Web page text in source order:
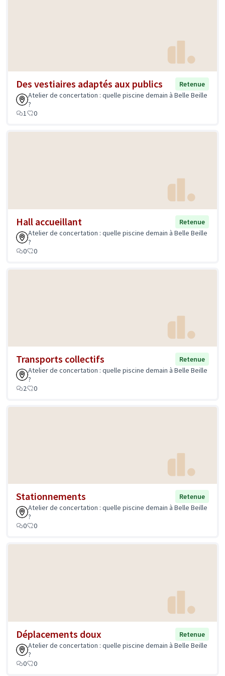
Des vestiaires adaptés aux publics
Retenue
Atelier de concertation : quelle piscine demain à Belle Beille
?
1
0
Hall accueillant
Retenue
Atelier de concertation : quelle piscine demain à Belle Beille
?
0
0
Transports collectifs
Retenue
Atelier de concertation : quelle piscine demain à Belle Beille
?
2
0
Stationnements
Retenue
Atelier de concertation : quelle piscine demain à Belle Beille
?
0
0
Déplacements doux
Retenue
Atelier de concertation : quelle piscine demain à Belle Beille
?
0
0